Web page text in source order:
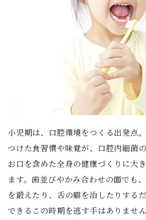
小児期は、口腔環境をつくる出発点
つけた食習慣や味覚が、口腔内細菌の
お口を含めた全身の健康づくりに大
ます。歯並びやかみ合わせの面でも
を鍛えたり、舌の癖を治したりする
できるこの時期を逃す手はありませ